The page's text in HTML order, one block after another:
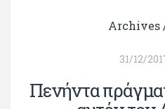
Archives
31/12/
Πενήντα